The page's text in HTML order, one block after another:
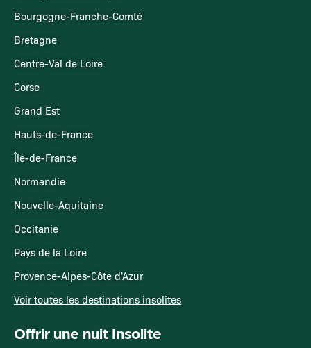
Bourgogne-Franche-Comté
Bretagne
Centre-Val de Loire
Corse
Grand Est
Hauts-de-France
Île-de-France
Normandie
Nouvelle-Aquitaine
Occitanie
Pays de la Loire
Provence-Alpes-Côte d'Azur
Voir toutes les destinations insolites
Offrir une nuit Insolite